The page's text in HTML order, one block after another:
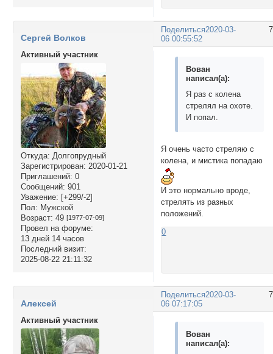
Поделиться2020-03-
06 00:55:52
Сергей Волков
Активный участник
Откуда: Долгопрудный
Зарегистрирован: 2020-01-21
Приглашений: 0
Сообщений: 901
Уважение: [+299/-2]
Пол: Мужской
Возраст: 49 [1977-07-09]
Провел на форуме:
13 дней 14 часов
Последний визит:
2025-08-22 21:11:32
Вован
написал(а):
Я раз с колена
стрелял на охоте.
И попал.
Я очень часто стреляю с
колена, и мистика попадаю
И это нормально вроде,
стрелять из разных
положений.
0
Поделиться2020-03-
06 07:17:05
Алексей
Активный участник
Вован
написал(а):